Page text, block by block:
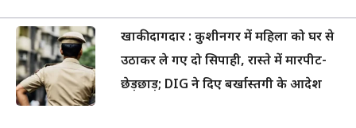
खाकी दागदार : कुशीनगर में महिला को घर से
उठाकर ले गए दो सिपाही, रास्ते में मारपीट-
छेड़छाड़; DIG ने दिए बर्खास्तगी के आदेश